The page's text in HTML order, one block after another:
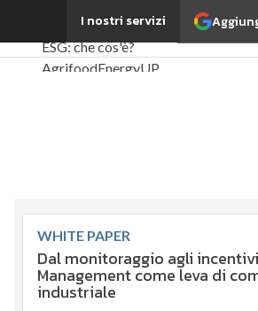
I nostri servizi
Ultimi articoli
ESG: che cos'è?
AgrifoodEnergyUP
Economia sostenibile
Sustainability
management
Energy Management
Normative e
WHITE PAPER
Dal monitoraggio agli
Management come leva di
industriale